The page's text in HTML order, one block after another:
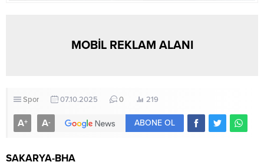
MOBİL REKLAM ALANI
Spor 07.10.2025 0 219
A+ A- ABONE OL
SAKARYA-BHA